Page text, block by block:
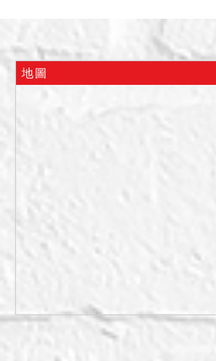
以下稱5樓）之
形不明。經員警
問其使用範圍，
5樓均其居住使
廳1衛，客廳擺
認識之人讓其祭
內梯通往4樓，
事。債務人由內
4樓大門入內，
廳，後方廚房外
下來之內梯處，
間有漏水，無
地圖